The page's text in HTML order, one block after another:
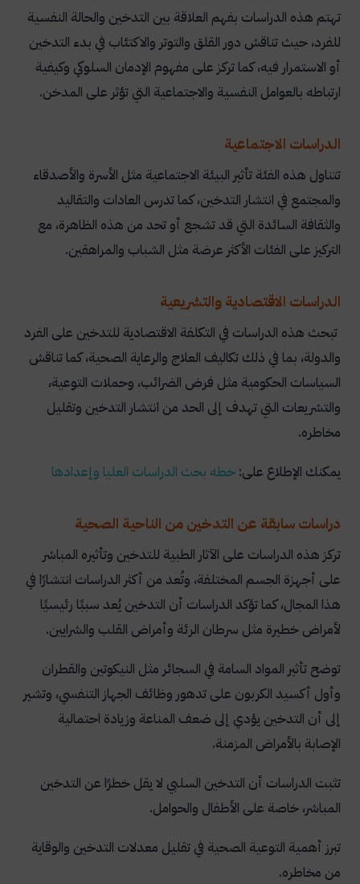
تهتم هذه الدراسات بفهم العلاقة بين التدخين والحالة النفسية
للفرد، حيث تناقش دور القلق والتوتر والاكتئاب في بدء التدخين
أو الاستمرار فيه، كما تركز على مفهوم الإدمان السلوكي وكيفية
ارتباطه بالعوامل النفسية والاجتماعية التي تؤثر على المدخن.
الدراسات الاجتماعية
تتناول هذه الفئة تأثير البيئة الاجتماعية مثل الأسرة والأصدقاء
والمجتمع في انتشار التدخين، كما تدرس العادات والتقاليد
والثقافة السائدة التي قد تشجع أو تحد من هذه الظاهرة، مع
التركيز على الفئات الأكثر عرضة مثل الشباب والمراهقين.
الدراسات الاقتصادية والتشريعية
تبحث هذه الدراسات في التكلفة الاقتصادية للتدخين على الفرد
والدولة، بما في ذلك تكاليف العلاج والرعاية الصحية، كما تناقش
السياسات الحكومية مثل فرض الضرائب، وحملات التوعية،
والتشريعات التي تهدف إلى الحد من انتشار التدخين وتقليل
مخاطره.
يمكنك الإطلاع على: خطه بحث الدراسات العليا وإعدادها
دراسات سابقة عن التدخين من الناحية الصحية
تركز هذه الدراسات على الآثار الطبية للتدخين وتأثيره المباشر
على أجهزة الجسم المختلفة، وتُعد من أكثر الدراسات انتشارًا في
هذا المجال، كما تؤكد الدراسات أن التدخين يُعد سببًا رئيسيًا
لأمراض خطيرة مثل سرطان الرئة وأمراض القلب والشرايين.
توضح تأثير المواد السامة في السجائر مثل النيكوتين والقطران
وأول أكسيد الكربون على تدهور وظائف الجهاز التنفسي، وتشير
إلى أن التدخين يؤدي إلى ضعف المناعة وزيادة احتمالية
الإصابة بالأمراض المزمنة.
تثبت الدراسات أن التدخين السلبي لا يقل خطرًا عن التدخين
المباشر، خاصة على الأطفال والحوامل.
تبرز أهمية التوعية الصحية في تقليل معدلات التدخين والوقاية
من مخاطره.